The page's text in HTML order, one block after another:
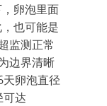
卵泡里面
也可能是
监测正常
边界清晰
卵泡直径
达